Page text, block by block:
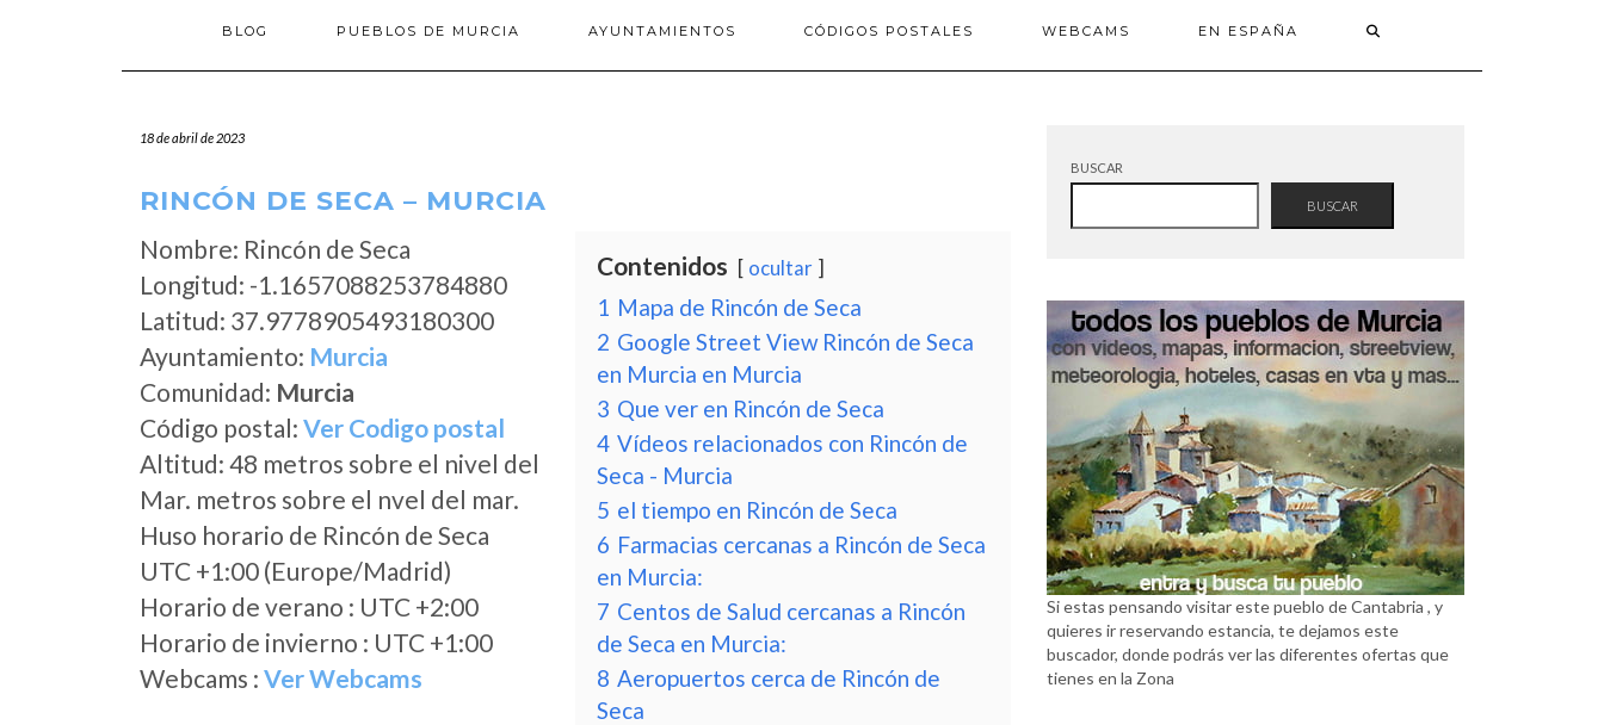
BLOG PUEBLOS DE MURCIA AYUNTAMIENTOS CÓDIGOS POSTALES WEBCAMS EN ESPAÑA
18 de abril de 2023
RINCÓN DE SECA – MURCIA
Nombre: Rincón de Seca
Longitud: -1.1657088253784880
Latitud: 37.9778905493180300
Ayuntamiento: Murcia
Comunidad: Murcia
Código postal: Ver Codigo postal
Altitud: 48 metros sobre el nivel del
Mar. metros sobre el nvel del mar.
Huso horario de Rincón de Seca
UTC +1:00 (Europe/Madrid)
Horario de verano : UTC +2:00
Horario de invierno : UTC +1:00
Webcams : Ver Webcams
Contenidos ocultar
1 Mapa de Rincón de Seca
2 Google Street View Rincón de Seca
en Murcia en Murcia
3 Que ver en Rincón de Seca
4 Vídeos relacionados con Rincón de
Seca - Murcia
5 el tiempo en Rincón de Seca
6 Farmacias cercanas a Rincón de Seca
en Murcia:
7 Centos de Salud cercanas a Rincón
de Seca en Murcia:
8 Aeropuertos cerca de Rincón de
Seca
BUSCAR
BUSCAR
Si estas pensando visitar este pueblo de Cantabria , y
quieres ir reservando estancia, te dejamos este
buscador, donde podrás ver las diferentes ofertas que
tienes en la Zona